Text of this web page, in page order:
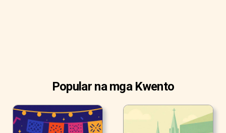
Popular na mga Kwento